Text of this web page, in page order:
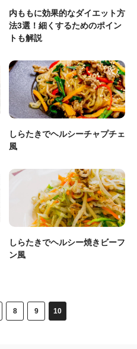
内ももに効果的なダイエット方
法3選！細くするためのポイン
トも解説
しらたきでヘルシーチャプチェ
風
しらたきでヘルシー焼きビーフ
ン風
8 9 10